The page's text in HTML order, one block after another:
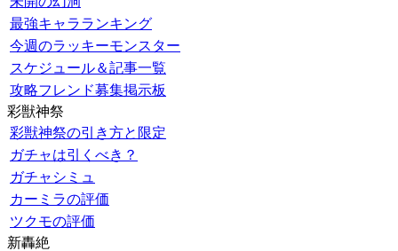
最強キャラランキング
今週のラッキーモンスター
スケジュール＆記事一覧
攻略フレンド募集掲示板
彩獣神祭
彩獣神祭の引き方と限定
ガチャは引くべき？
ガチャシミュ
カーミラの評価
ツクモの評価
新轟絶